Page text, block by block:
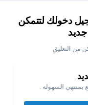
دخولك لتتمكن
من التعليق
السهوله .